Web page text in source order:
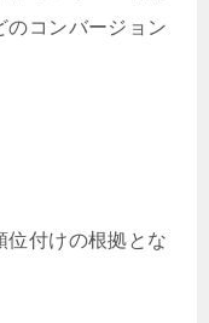
のコンバージョン
位付けの根拠とな